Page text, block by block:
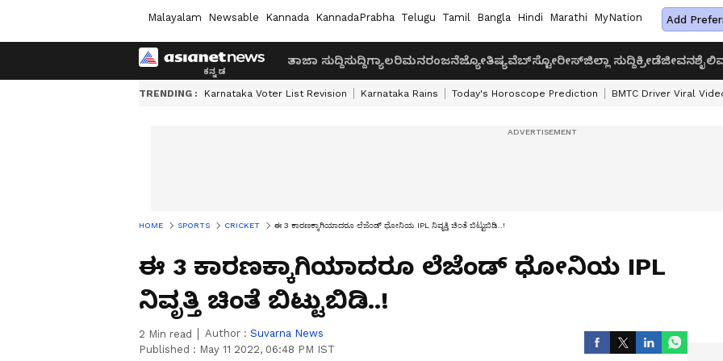
Malayalam Newsable Kannada KannadaPrabha Telugu Tamil Bangla Hindi Marathi MyNation Add
ತಾಜಾ ಸುದ್ದಿಸುದ್ದಿಗ್ಯಾಲರಿಮನರಂಜನೆಜ್ಯೋತಿಷ್ಯವೆಬ್‌ಸ್ಟೋರೀಸ್ಜಿಲ್ಲಾ ಸುದ್ದಿಕ್ರೀಡೆಜೀವನಶೈಲಿ
TRENDING : Karnataka Voter List Revision Karnataka Rains Today's Horoscope Prediction BMTC Driver Viral
HOME SPORTS CRICKET ಈ 3 ಕಾರಣಕ್ಕಾಗಿಯಾದರೂ ಲೆಜೆಂಡ್​ ಧೋನಿಯ IPL ನಿವೃತ್ತಿ ಚಿಂತೆ ಬಿಟ್ಟುಬಿಡಿ..!
ಈ 3 ಕಾರಣಕ್ಕಾಗಿಯಾದರೂ ಲೆಜೆಂಡ್​ ಧೋನಿಯ IPL
ನಿವೃತ್ತಿ ಚಿಂತೆ ಬಿಟ್ಟುಬಿಡಿ..!
2 Min read Author : Suvarna News
Published : May 11 2022, 06:48 PM IST